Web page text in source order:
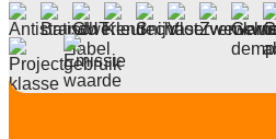
ja
Deling
1/10